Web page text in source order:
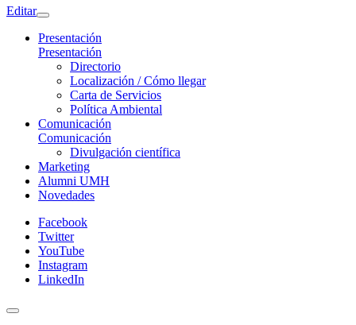
Editar
Presentación
Presentación
Directorio
Localización / Cómo llegar
Carta de Servicios
Política Ambiental
Comunicación
Comunicación
Divulgación científica
Marketing
Alumni UMH
Novedades
Facebook
Twitter
YouTube
Instagram
LinkedIn